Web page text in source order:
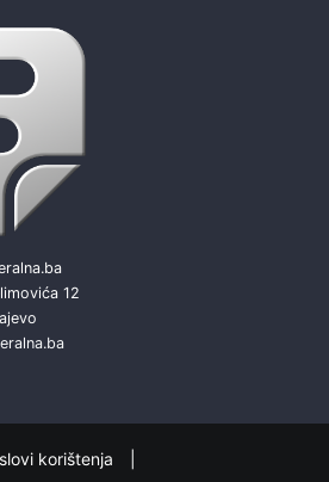
12
korištenja